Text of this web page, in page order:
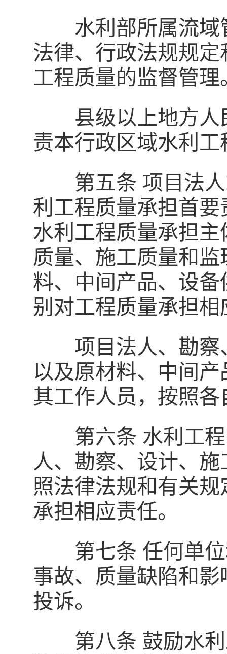
水利部所属流域
法律、行政法规规
工程质量的监督管理
县级以上地方人
责本行政区域水利
第五条 项目法人
利工程质量承担首
水利工程质量承担
质量、施工质量和
料、中间产品、设
别对工程质量承担相
项目法人、勘察
以及原材料、中间
其工作人员，按照
第六条 水利工程
人、勘察、设计、
照法律法规和有关
承担相应责任。
第七条 任何单位
事故、质量缺陷和
投诉。
第八条 鼓励水利